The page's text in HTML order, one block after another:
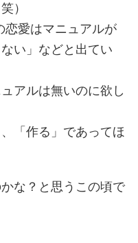
）
恋愛はマニュアルが
い」などと出てい
アルは無いのに欲し
「作る」であってほ
な？と思うこの頃で